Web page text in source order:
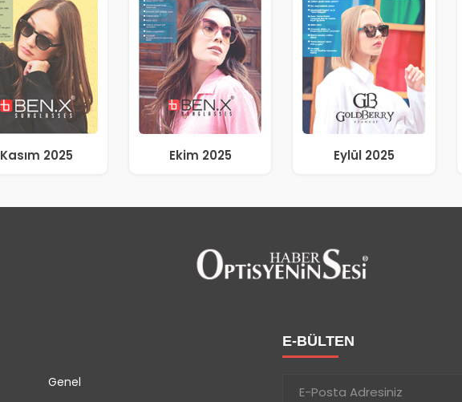
Kasım 2025 Ekim 2025 Eylül 2025
Genel
E-BÜLTEN